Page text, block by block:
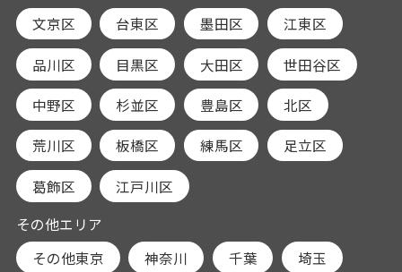
文京区
台東区 墨田区 江東区
品川区 目黒区 大田区 世田谷区
中野区 杉並区 豊島区 北区
荒川区 板橋区 練馬区 足立区
葛飾区
江戸川区
その他エリア
その他東京
神奈川 千葉 埼玉